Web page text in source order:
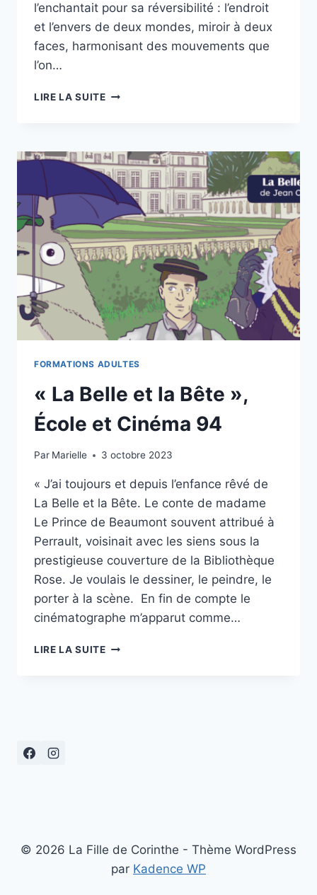
l’enchantait pour sa réversibilité : l’endroit
et l’envers de deux mondes, miroir à deux
faces, harmonisant des mouvements que
l’on…
LIRE LA SUITE« MIROIR
AU
CINÉMA
LE
PALAIS
CRÉTEIL
FORMATIONS ADULTES
« La Belle et la Bête »,
École et Cinéma 94
Par Marielle 3 octobre 2023
« J’ai toujours et depuis l’enfance rêvé de
La Belle et la Bête. Le conte de madame
Le Prince de Beaumont souvent attribué à
Perrault, voisinait avec les siens sous la
prestigieuse couverture de la Bibliothèque
Rose. Je voulais le dessiner, le peindre, le
porter à la scène. En fin de compte le
cinématographe m’apparut comme…
LIRE LA SUITE« LA
© 2026 La Fille de Corinthe - Thème WordPress
par Kadence WP